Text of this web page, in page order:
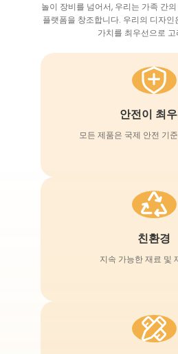
놀이 장비를 넘어서, 우리는 가족 간
플랫폼을 창조합니다. 우리의 디자인
가치를 최우선으로
안전이 최
모든 제품은 국제 안전 기
친환경
지속 가능한 재료 및